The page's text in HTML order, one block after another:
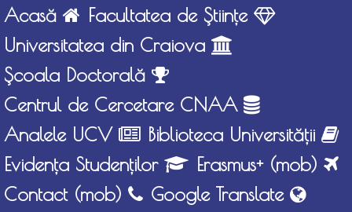
Acasă
Facultatea de Ştiinţe
Universitatea din Craiova
Şcoala Doctorală
Centrul de Cercetare CNAA
Analele UCV
Biblioteca Universităţii
Evidenţa Studenţilor
Erasmus+ (mob)
Contact (mob)
Google Translate